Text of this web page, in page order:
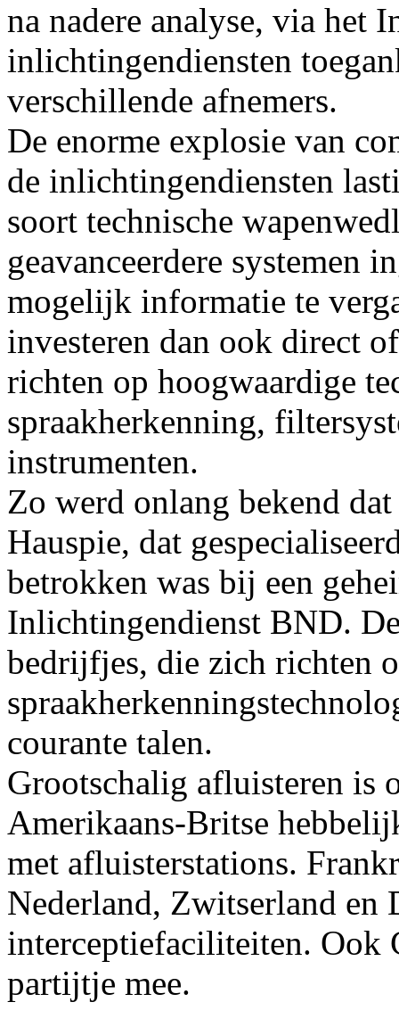
na nadere analyse, via het
inlichtingendiensten
verschillende afnemers.
De enorme explosie van
de inlichtingendiensten
soort technische
geavanceerdere systemen
mogelijk informatie te
investeren dan ook direct
richten op hoogwaardige
spraakherkenning,
instrumenten.
Zo werd onlang bekend
Hauspie, dat
betrokken was bij een
Inlichtingendienst BND.
bedrijfjes, die zich richten
courante talen.
Grootschalig afluisteren is
Amerikaans-Britse
met afluisterstations.
Nederland, Zwitserland en
interceptiefaciliteiten. Ook
partijtje mee.